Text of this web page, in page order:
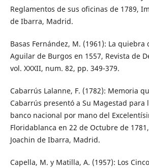
Reglamentos de sus oficinas de 1789,
de Ibarra, Madrid.
Basas Fernández, M. (1961): La quiebra
Aguilar de Burgos en 1557, Revista de
vol. XXXII, num. 82, pp. 349-379.
Cabarrús Lalanne, F. (1782): Memoria
Cabarrús presentó a Su Magestad para
banco nacional por mano del
Floridablanca en 22 de Octubre de
Joachin de Ibarra, Madrid.
Capella, M. y Matilla, A. (1957): Los